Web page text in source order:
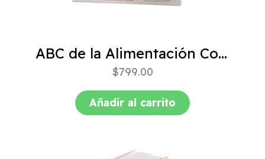
ABC de la Alimentación Complementaria 4ta edición
$799.00
Añadir al carrito